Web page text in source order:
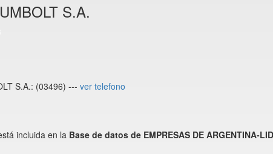
S.A.
S.A.: (03496) --- ver telefono
incluida en la Base de datos de EMPRESAS DE ARGENTINA-